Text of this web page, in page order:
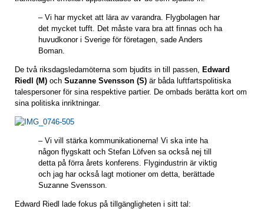
– Vi har mycket att lära av varandra. Flygbolagen har
det mycket tufft. Det måste vara bra att finnas och ha
huvudkonor i Sverige för företagen, sade Anders
Boman.
De två riksdagsledamöterna som bjudits in till passen, Edward
Riedl (M) och Suzanne Svensson (S) är båda luftfartspolitiska
talespersoner för sina respektive partier. De ombads berätta kort om
sina politiska inriktningar.
– Vi vill stärka kommunikationerna! Vi ska inte ha
någon flygskatt och Stefan Löfven sa också nej till
detta på förra årets konferens. Flygindustrin är viktig
och jag har också lagt motioner om detta, berättade
Suzanne Svensson.
Edward Riedl lade fokus på tillgängligheten i sitt tal: